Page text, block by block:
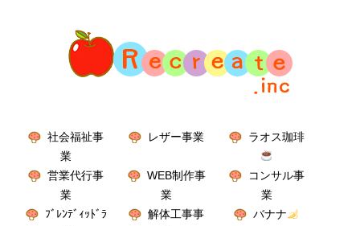
社会福祉事
業
レザー事業 ラオス珈琲
営業代行事
業
WEB制作事
業
コンサル事
業
ﾌﾞﾚﾝﾃﾞｨｯﾄﾞﾗ
解体工事事
バナナ